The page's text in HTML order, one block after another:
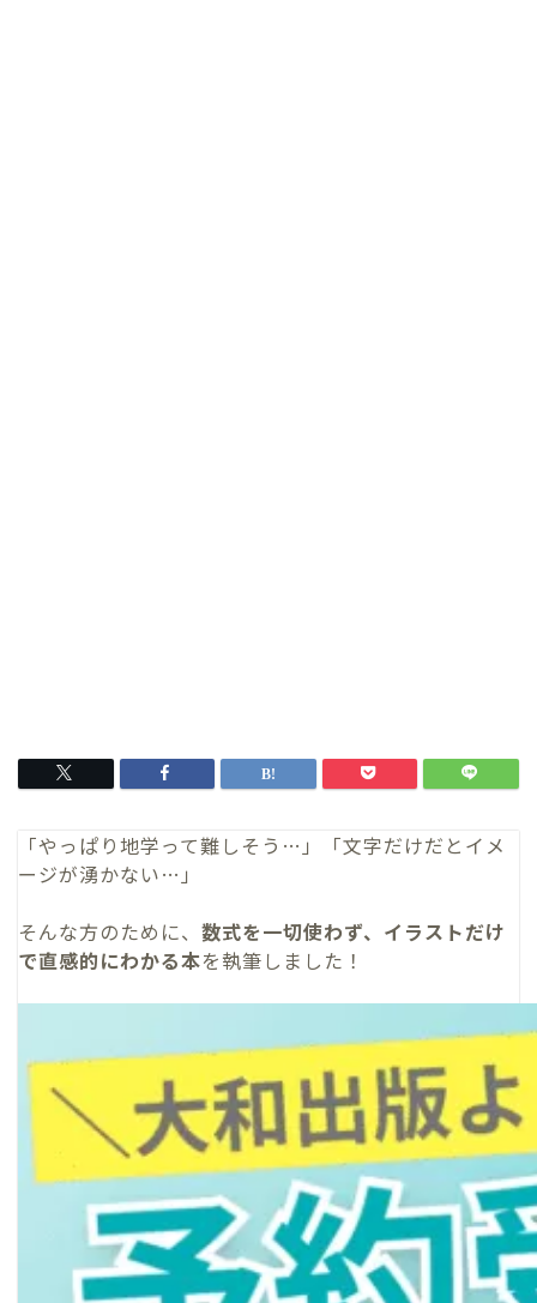
「やっぱり地学って難しそう…」「文字だけだとイメ
ージが湧かない…」
そんな方のために、 数式を一切使わず、イラストだけ
で直感的にわかる本を執筆しました！